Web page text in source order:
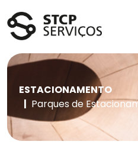
ESTACIONAMENTO
Parques de